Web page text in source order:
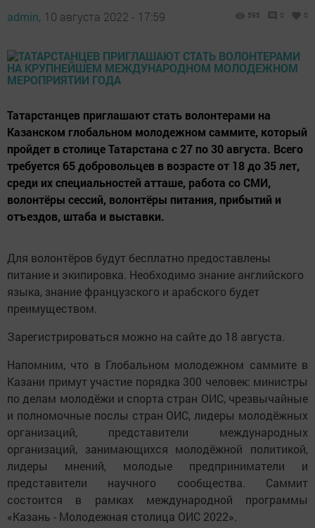
admin, 10 августа 2022 - 17:59 595 0 0
Татарстанцев приглашают стать волонтерами на
Казанском глобальном молодежном саммите, который
пройдет в столице Татарстана с 27 по 30 августа. Всего
требуется 65 добровольцев в возрасте от 18 до 35 лет,
среди их специальностей атташе, работа со СМИ,
волонтёры сессий, волонтёры питания, прибытий и
отъездов, штаба и выставки.
Для волонтёров будут бесплатно предоставлены
питание и экипировка. Необходимо знание английского
языка, знание французского и арабского будет
преимуществом.
Зарегистрироваться можно на сайте до 18 августа.
Напомним, что в Глобальном молодежном саммите в
Казани примут участие порядка 300 человек: министры
по делам молодёжи и спорта стран ОИС, чрезвычайные
и полномочные послы стран ОИС, лидеры молодёжных
организаций, представители международных
организаций, занимающихся молодёжной политикой,
лидеры мнений, молодые предприниматели и
представители научного сообщества. Саммит
состоится в рамках международной программы
«Казань - Молодежная столица ОИС 2022».